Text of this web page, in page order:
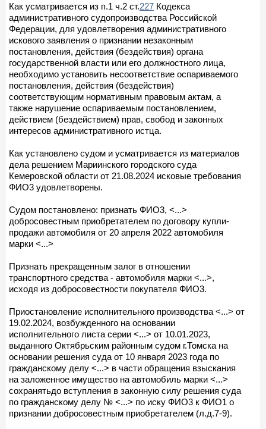
Как усматривается из п.1 ч.2 ст.227 Кодекса
административного судопроизводства Российской
Федерации, для удовлетворения административного
искового заявления о признании незаконным
постановления, действия (бездействия) органа
государственной власти или его должностного лица,
необходимо установить несоответствие оспариваемого
постановления, действия (бездействия)
соответствующим нормативным правовым актам, а
также нарушение оспариваемым постановлением,
действием (бездействием) прав, свобод и законных
интересов административного истца.
Как установлено судом и усматривается из материалов
дела решением Мариинского городского суда
Кемеровской области от 21.08.2024 исковые требования
ФИО3 удовлетворены.
Судом постановлено: признать ФИО3, <...>
добросовестным приобретателем по договору купли-
продажи автомобиля от 20 апреля 2022 автомобиля
марки <...>
Признать прекращенным залог в отношении
транспортного средства - автомобиля марки <...>,
исходя из добросовестности покупателя ФИО3.
Приостановление исполнительного производства <...> от
19.02.2024, возбужденного на основании
исполнительного листа серии <...> от 10.01.2023,
выданного Октябрьским районным судом г.Томска на
основании решения суда от 10 января 2023 года по
гражданскому делу <...> в части обращения взыскания
на заложенное имущество на автомобиль марки <...>
сохранятьдо вступления в законную силу решения суда
по гражданскому делу № <...> по иску ФИО3 к ФИО1 о
признании добросовестным приобретателем (л.д.7-9).